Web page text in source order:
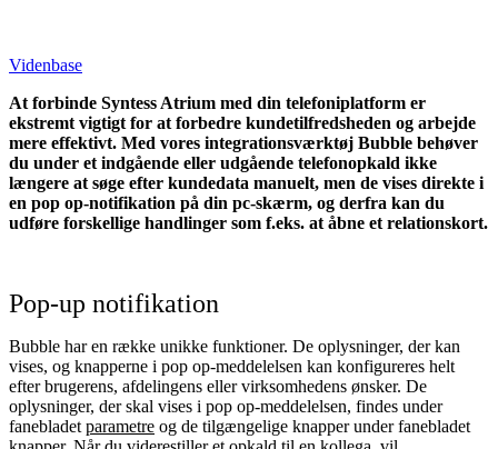
Videnbase
At forbinde Syntess Atrium med din telefoniplatform er
ekstremt vigtigt for at forbedre kundetilfredsheden og arbejde
mere effektivt. Med vores integrationsværktøj Bubble behøver
du under et indgående eller udgående telefonopkald ikke
længere at søge efter kundedata manuelt, men de vises direkte i
en pop op-notifikation på din pc-skærm, og derfra kan du
udføre forskellige handlinger som f.eks. at åbne et relationskort.
Pop-up notifikation
Bubble har en række unikke funktioner. De oplysninger, der kan
vises, og knapperne i pop op-meddelelsen kan konfigureres helt
efter brugerens, afdelingens eller virksomhedens ønsker. De
oplysninger, der skal vises i pop op-meddelelsen, findes under
fanebladet parametre og de tilgængelige knapper under fanebladet